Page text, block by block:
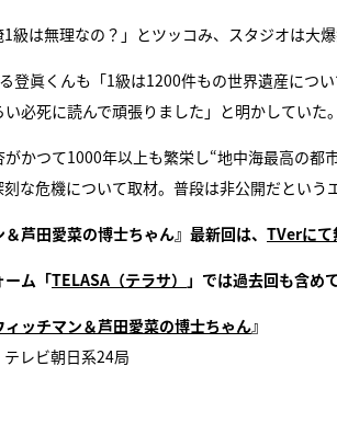
級は無理なの？」とツッコみ、スタジオは大爆
登眞くんも「1級は1200件もの世界遺産につ
必死に読んで頑張りました」と明かしていた。
かつて1000年以上も繁栄し“地中海最高の
な危機について取材。普段は非公開だという
芦田愛菜の博士ちゃん』最新回は、 TVerにて
ム「TELASA（テラサ） 」では過去回も含め
ィッチマン＆芦田愛菜の博士ちゃん』
レビ朝日系24局